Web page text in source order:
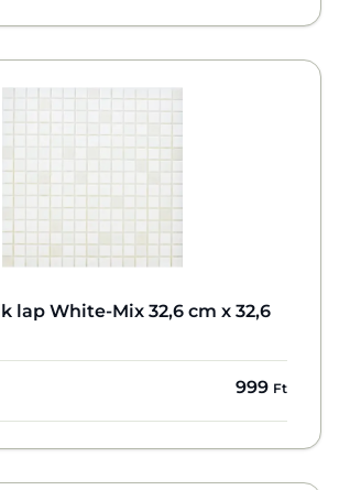
lap White-Mix 32,6 cm x 32,6
999 Ft